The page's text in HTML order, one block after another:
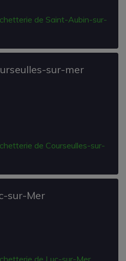
de Saint-Aubin-sur-
sur-mer
de Courseulles-sur-
sur-Mer
de Luc-sur-Mer